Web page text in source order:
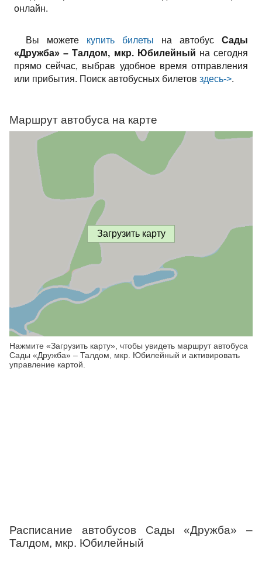
онлайн.
Вы можете купить билеты на автобус Сады
«Дружба» – Талдом, мкр. Юбилейный на сегодня
прямо сейчас, выбрав удобное время отправления
или прибытия. Поиск автобусных билетов здесь->.
Маршрут автобуса на карте
Загрузить карту
Нажмите «Загрузить карту», чтобы увидеть маршрут автобуса
Сады «Дружба» – Талдом, мкр. Юбилейный и активировать
управление картой.
Расписание автобусов Сады «Дружба» –
Талдом, мкр. Юбилейный